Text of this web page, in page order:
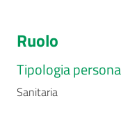
Carta
Ruolo
Tipologia persona
Sanitaria